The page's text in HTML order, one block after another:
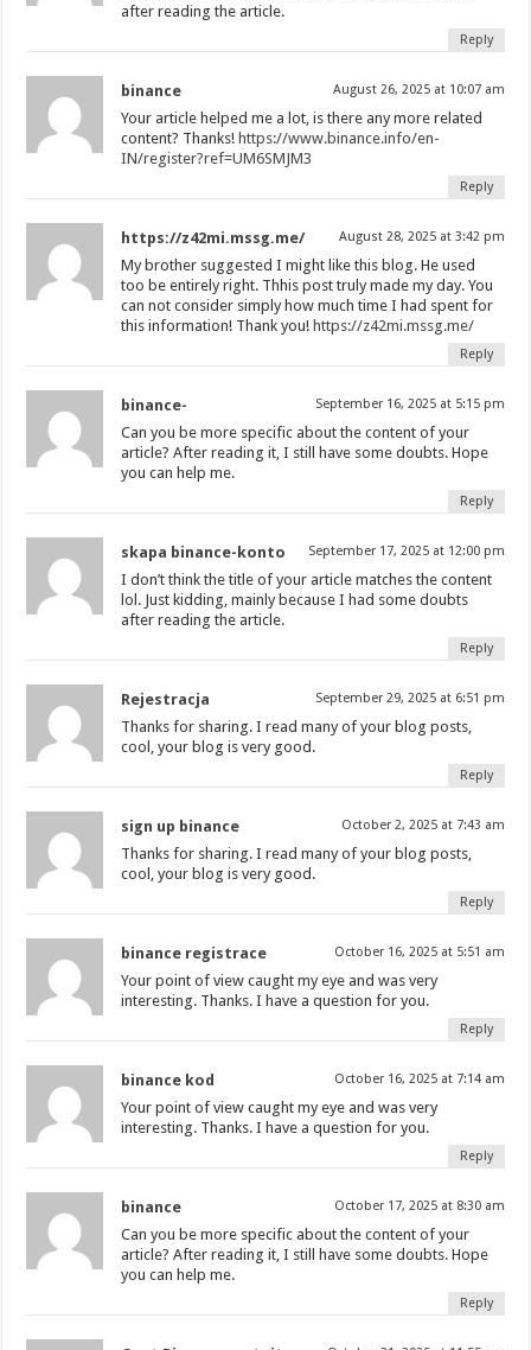
after reading the article.
Reply
binance August 26, 2025 at 10:07 am
Your article helped me a lot, is there any more related
content? Thanks! https://www.binance.info/en-
IN/register?ref=UM6SMJM3
Reply
https://z42mi.mssg.me/ August 28, 2025 at 3:42 pm
My brother suggested I might like this blog. He used
too be entirely right. Thhis post truly made my day. You
can not consider simply how much time I had spent for
this information! Thank you! https://z42mi.mssg.me/
Reply
binance- September 16, 2025 at 5:15 pm
Can you be more specific about the content of your
article? After reading it, I still have some doubts. Hope
you can help me.
Reply
skapa binance-konto September 17, 2025 at 12:00 pm
I don’t think the title of your article matches the content
lol. Just kidding, mainly because I had some doubts
after reading the article.
Reply
Rejestracja September 29, 2025 at 6:51 pm
Thanks for sharing. I read many of your blog posts,
cool, your blog is very good.
Reply
sign up binance October 2, 2025 at 7:43 am
Thanks for sharing. I read many of your blog posts,
cool, your blog is very good.
Reply
binance registrace October 16, 2025 at 5:51 am
Your point of view caught my eye and was very
interesting. Thanks. I have a question for you.
Reply
binance kod October 16, 2025 at 7:14 am
Your point of view caught my eye and was very
interesting. Thanks. I have a question for you.
Reply
binance October 17, 2025 at 8:30 am
Can you be more specific about the content of your
article? After reading it, I still have some doubts. Hope
you can help me.
Reply